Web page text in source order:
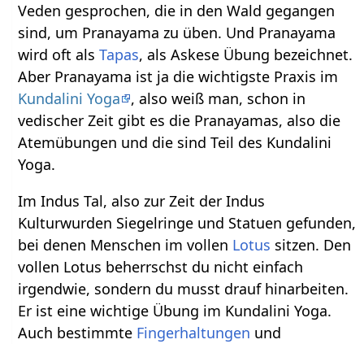
Veden gesprochen, die in den Wald gegangen
sind, um Pranayama zu üben. Und Pranayama
wird oft alsTapas, als Askese Übung bezeichnet.
Aber Pranayama ist ja die wichtigste Praxis im
Kundalini Yoga
, also weiß man, schon in
vedischer Zeit gibt es die Pranayamas, also die
Atemübungen und die sind Teil des Kundalini
Yoga.
Im Indus Tal, also zur Zeit der Indus
Kulturwurden Siegelringe und Statuen gefunden,
bei denen Menschen im vollen Lotus sitzen. Den
vollen Lotus beherrschst du nicht einfach
irgendwie, sondern du musst drauf hinarbeiten.
Er ist eine wichtige Übung im Kundalini Yoga.
Auch bestimmte Fingerhaltungen und